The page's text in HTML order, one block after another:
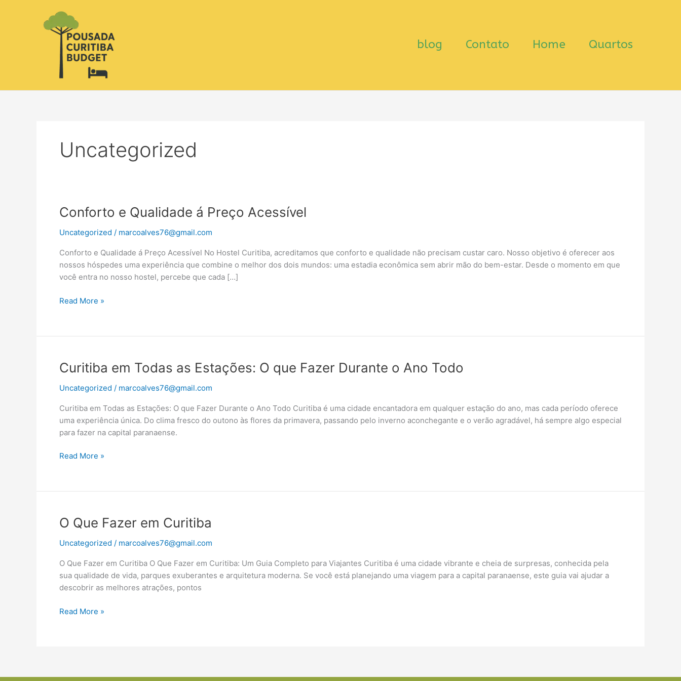
blog Contato Home Quartos
Uncategorized
Conforto e Qualidade á Preço Acessível
Uncategorized / marcoalves76@gmail.com
Conforto e Qualidade á Preço Acessível No Hostel Curitiba, acreditamos que conforto e qualidade não precisam custar caro. Nosso objetivo é oferecer aos
nossos hóspedes uma experiência que combine o melhor dos dois mundos: uma estadia econômica sem abrir mão do bem-estar. Desde o momento em que
você entra no nosso hostel, percebe que cada […]
Conforto
Qualidade
Preço
Acessível
Read More »
Curitiba em Todas as Estações: O que Fazer Durante o Ano Todo
Uncategorized / marcoalves76@gmail.com
Curitiba em Todas as Estações: O que Fazer Durante o Ano Todo Curitiba é uma cidade encantadora em qualquer estação do ano, mas cada período oferece
uma experiência única. Do clima fresco do outono às flores da primavera, passando pelo inverno aconchegante e o verão agradável, há sempre algo especial
para fazer na capital paranaense.
Curitiba
Todas
Estações:
O
que
Durante
Read More »
O Que Fazer em Curitiba
Uncategorized / marcoalves76@gmail.com
O Que Fazer em Curitiba O Que Fazer em Curitiba: Um Guia Completo para Viajantes Curitiba é uma cidade vibrante e cheia de surpresas, conhecida pela
sua qualidade de vida, parques exuberantes e arquitetura moderna. Se você está planejando uma viagem para a capital paranaense, este guia vai ajudar a
descobrir as melhores atrações, pontos
O
Fazer
Curitiba
Read More »